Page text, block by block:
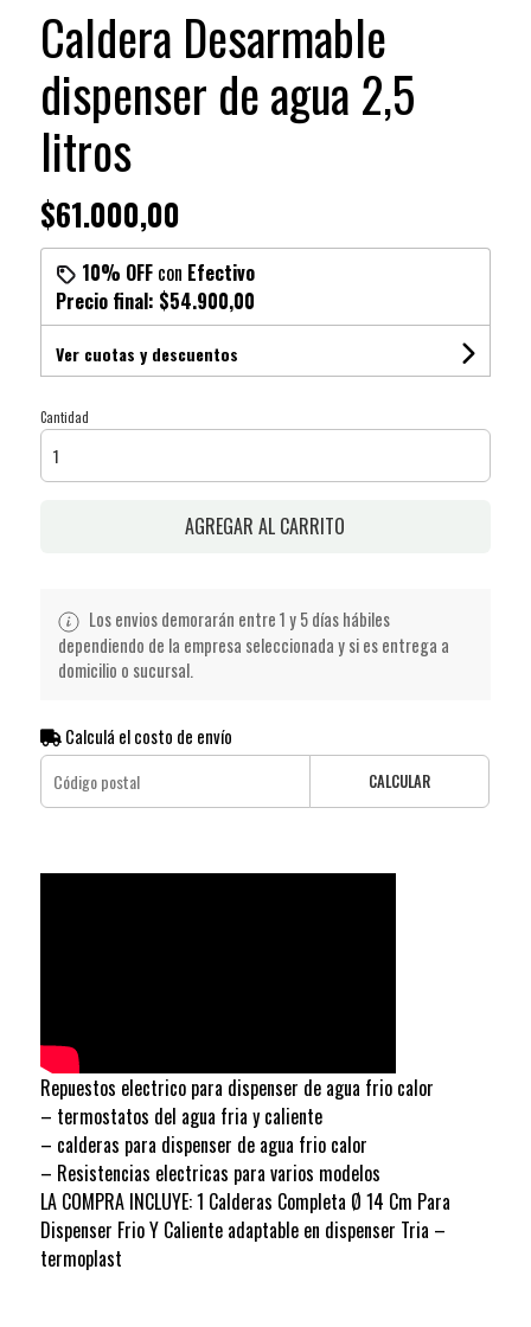
Caldera Desarmable
dispenser de agua 2,5
litros
$61.000,00
10% OFFcon Efectivo
Precio final: $54.900,00
Ver cuotas y descuentos
Cantidad
AGREGAR AL CARRITO
Los envios demorarán entre 1 y 5 días hábiles
dependiendo de la empresa seleccionada y si es entrega a
domicilio o sucursal.
Calculá el costo de envío
CALCULAR
Repuestos electrico para dispenser de agua frio calor
– termostatos del agua fria y caliente
– calderas para dispenser de agua frio calor
– Resistencias electricas para varios modelos
LA COMPRA INCLUYE: 1 Calderas Completa Ø 14 Cm Para
Dispenser Frio Y Caliente adaptable en dispenser Tria –
termoplast